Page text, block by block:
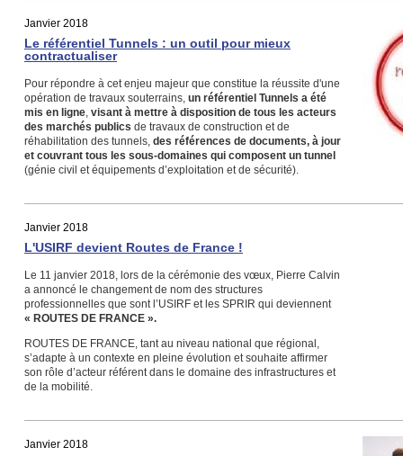
Janvier 2018
Le référentiel Tunnels : un outil pour mieux
contractualiser
Pour répondre à cet enjeu majeur que constitue la réussite d'une
opération de travaux souterrains, un référentiel Tunnels a été
mis en ligne, visant à mettre à disposition de tous les acteurs
des marchés publics de travaux de construction et de
réhabilitation des tunnels, des références de documents, à jour
et couvrant tous les sous-domaines qui composent un tunnel
(génie civil et équipements d’exploitation et de sécurité).
Janvier 2018
L'USIRF devient Routes de France !
Le 11 janvier 2018, lors de la cérémonie des vœux, Pierre Calvin
a annoncé le changement de nom des structures
professionnelles que sont l’USIRF et les SPRIR qui deviennent
« ROUTES DE FRANCE ».
ROUTES DE FRANCE, tant au niveau national que régional,
s’adapte à un contexte en pleine évolution et souhaite affirmer
son rôle d’acteur référent dans le domaine des infrastructures et
de la mobilité.
Janvier 2018